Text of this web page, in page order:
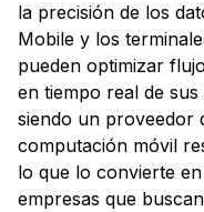
la precisión de los
Mobile y los
pueden optimizar
en tiempo real de
siendo un proveedor
computación móvil
lo que lo convierte
empresas que